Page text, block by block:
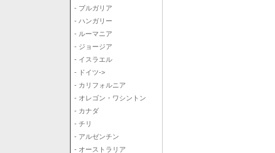
- ブルガリア
- ハンガリー
- ルーマニア
- ジョージア
- イスラエル
- ドイツ->
- カリフォルニア
- オレゴン・ワシントン
- カナダ
- チリ
- アルゼンチン
- オーストラリア